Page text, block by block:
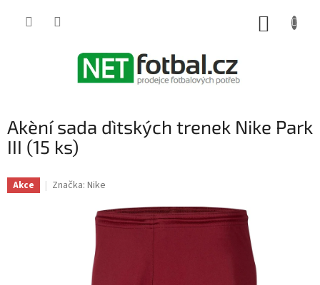
Akèní sada dìtských trenek Nike Park
III (15 ks)
Akce Značka: Nike